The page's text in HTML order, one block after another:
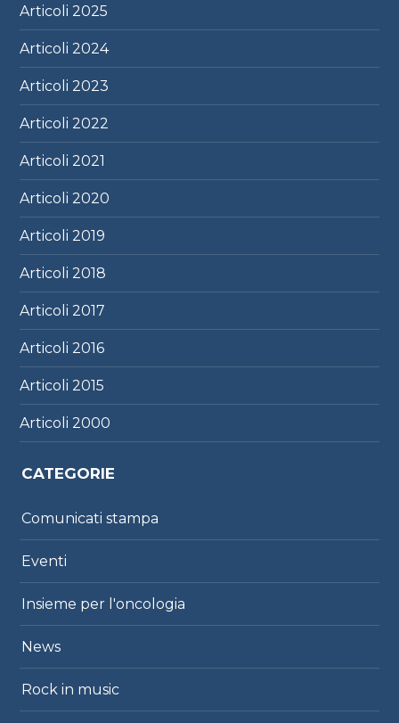
Articoli2025
Articoli2024
Articoli2023
Articoli2022
Articoli2021
Articoli2020
Articoli2019
Articoli2018
Articoli2017
Articoli2016
Articoli2015
Articoli2000
CATEGORIE
Comunicati stampa
Eventi
Insieme per l'oncologia
News
Rock in music